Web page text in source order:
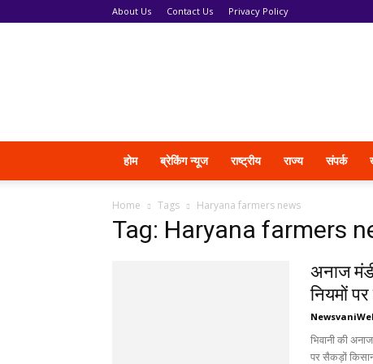
About Us Contact Us Privacy Policy
होम ब्रेकिंग न्यूज राष्ट्रीय राज्य संपर्क
Home Tags Haryana farmers news
Tag: Haryana farmers
अनाज
नियमों पर
भिवानी की
पर सैकड़ों